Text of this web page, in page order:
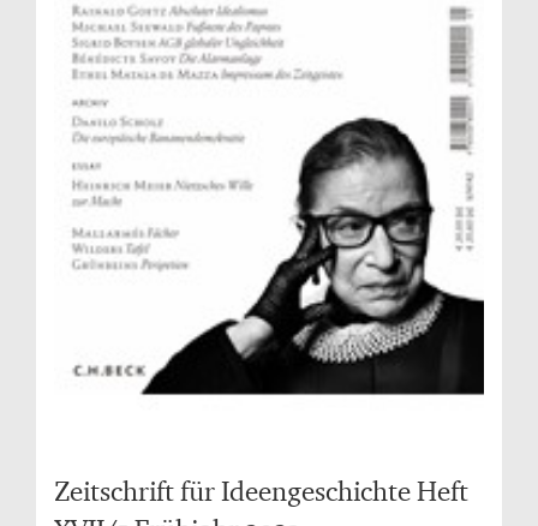
Zeitschrift für Ideengeschichte Heft